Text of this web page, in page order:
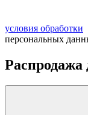
условия обработки
персональных
Распродажа